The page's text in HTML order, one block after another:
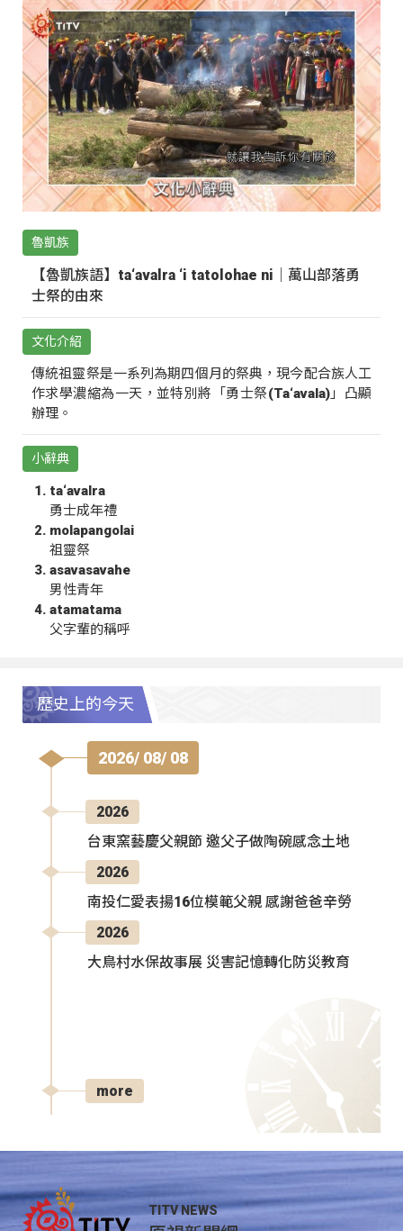
魯凱族
【魯凱族語】ta‘avalra ‘i tatolohae ni｜萬山部落勇
士祭的由來
文化介紹
傳統祖靈祭是一系列為期四個月的祭典，現今配合族人工
作求學濃縮為一天，並特別將「勇士祭(Ta‘avala)」凸顯
辦理。
小辭典
ta‘avalra
勇士成年禮
molapangolai
祖靈祭
asavasavahe
男性青年
atamatama
父字輩的稱呼
歷史上的今天
2026/ 08/ 08
2026
台東窯藝慶父親節 邀父子做陶碗感念土地
2026
南投仁愛表揚16位模範父親 感謝爸爸辛勞
2026
大鳥村水保故事展 災害記憶轉化防災教育
more
TITV NEWS